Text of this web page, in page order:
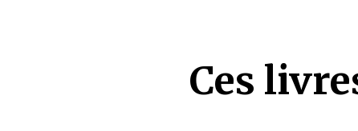
Ces